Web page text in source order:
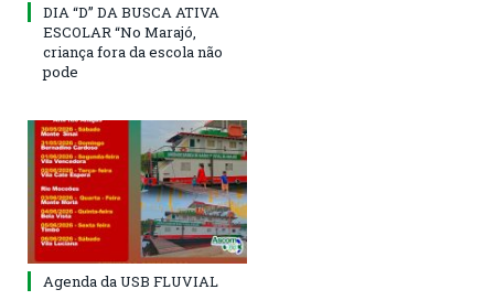
DIA “D” DA BUSCA ATIVA
ESCOLAR “No Marajó,
criança fora da escola não
pode
Agenda da USB FLUVIAL